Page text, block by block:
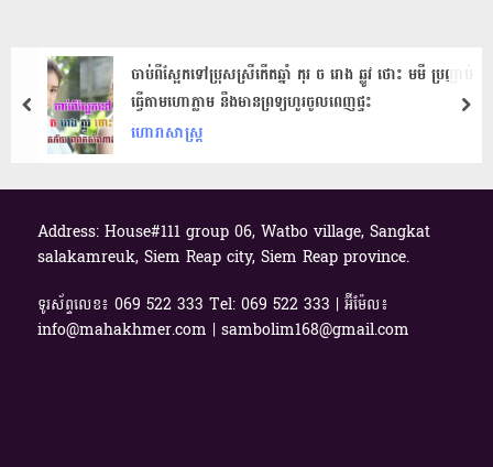
ចាប់ពីស្អែកទៅប្រុសស្រីកើតឆ្នាំ កុរ ច រោង ឆ្លូវ ថោះ មមី ប្រញាប់
ធ្វើតាមហោភ្លាម នឹងមានព្រទ្យហូរចូលពេញផ្ទះ
ហោរាសាស្ត្រ
prev
Address: House#111 group 06, Watbo village, Sangkat
salakamreuk, Siem Reap city, Siem Reap province.
ទូរស័ព្ទលេខ៖ 069​ 522 333 Tel: 069 522 333 | អ៊ីម៉ែល៖
info@mahakhmer.com | sambolim168@gmail.com